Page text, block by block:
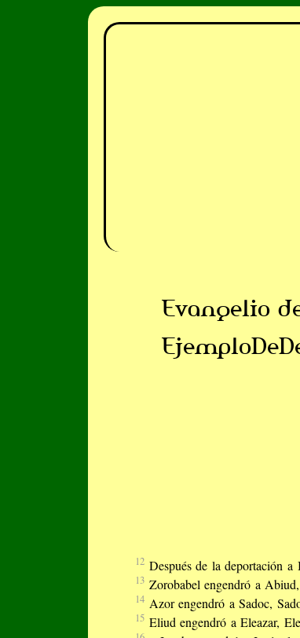
Evangelio
12 Después de la deportación a
13 Zorobabel engendró a
14 Azor engendró a Sadoc,
15 Eliud engendró a Eleazar,